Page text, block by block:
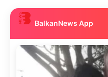
BalkanNews App